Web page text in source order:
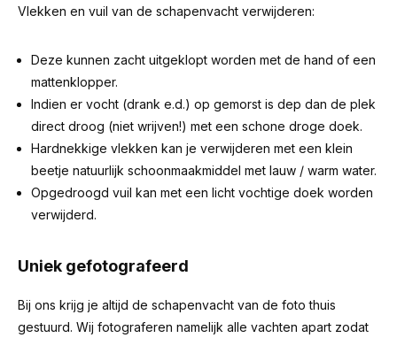
Vlekken en vuil van de schapenvacht verwijderen:
Deze kunnen zacht uitgeklopt worden met de hand of een
mattenklopper.
Indien er vocht (drank e.d.) op gemorst is dep dan de plek
direct droog (niet wrijven!) met een schone droge doek.
Hardnekkige vlekken kan je verwijderen met een klein
beetje natuurlijk schoonmaakmiddel met lauw / warm water.
Opgedroogd vuil kan met een licht vochtige doek worden
verwijderd.
Uniek gefotografeerd
Bij ons krijg je altijd de schapenvacht van de foto thuis
gestuurd. Wij fotograferen namelijk alle vachten apart zodat